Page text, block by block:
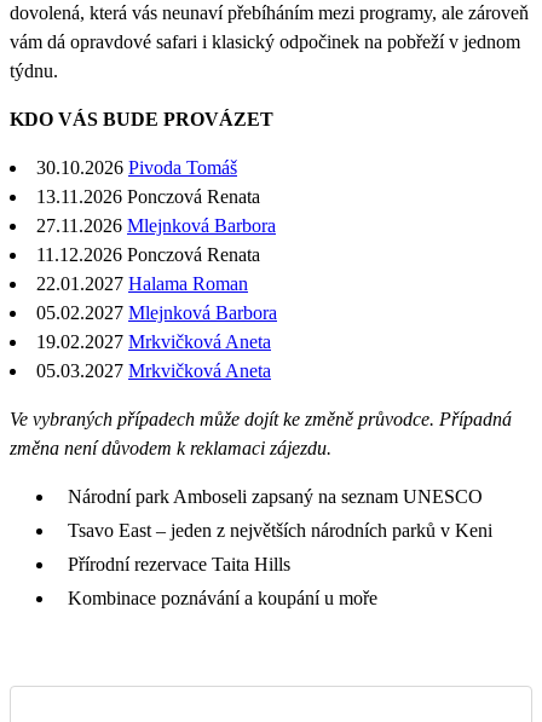
dovolená, která vás neunaví přebíháním mezi programy, ale zároveň
vám dá opravdové safari i klasický odpočinek na pobřeží v jednom
týdnu.
KDO VÁS BUDE PROVÁZET
30.10.2026 Pivoda Tomáš
13.11.2026 Ponczová Renata
27.11.2026 Mlejnková Barbora
11.12.2026 Ponczová Renata
22.01.2027 Halama Roman
05.02.2027 Mlejnková Barbora
19.02.2027 Mrkvičková Aneta
05.03.2027 Mrkvičková Aneta
Ve vybraných případech může dojít ke změně průvodce. Případná
změna není důvodem k reklamaci zájezdu.
Národní park Amboseli zapsaný na seznam UNESCO
Tsavo East – jeden z největších národních parků v Keni
Přírodní rezervace Taita Hills
Kombinace poznávání a koupání u moře